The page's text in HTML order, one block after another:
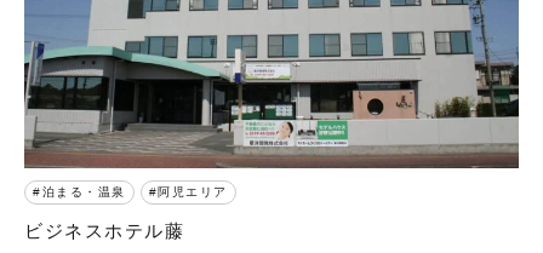
泊まる・温泉 阿児エリア
ビジネスホテル藤